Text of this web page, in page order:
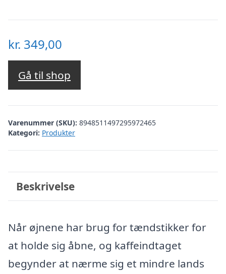
kr. 349,00
Gå til shop
Varenummer (SKU): 8948511497295972465
Kategori: Produkter
Beskrivelse
Når øjnene har brug for tændstikker for
at holde sig åbne, og kaffeindtaget
begynder at nærme sig et mindre lands